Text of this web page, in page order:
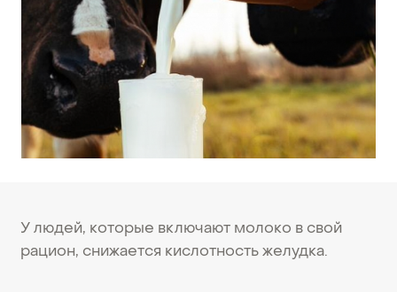
У людей, которые включают молоко в свой
рацион, снижается кислотность желудка.